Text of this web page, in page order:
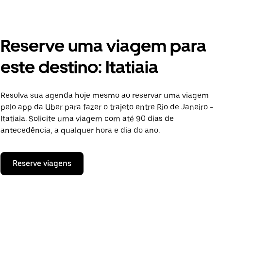
Reserve uma viagem para
este destino: Itatiaia
Resolva sua agenda hoje mesmo ao reservar uma viagem
pelo app da Uber para fazer o trajeto entre Rio de Janeiro -
Itatiaia. Solicite uma viagem com até 90 dias de
antecedência, a qualquer hora e dia do ano.
Reserve viagens